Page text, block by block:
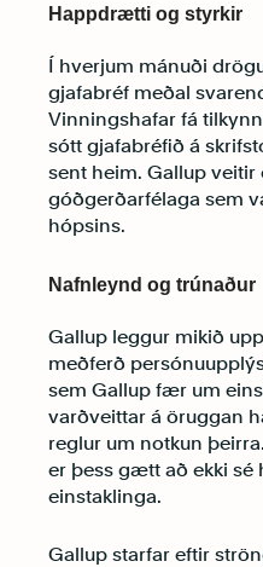
Happdrætti og styrkir
Í hverjum mánuði
gjafabréf meðal
Vinningshafar fá
sótt gjafabréfið á
sent heim. Gallup
góðgerðarfélaga sem
hópsins.
Nafnleynd og trúnaður
Gallup leggur mikið
meðferð
sem Gallup fær um
varðveittar á öruggan
reglur um notkun
er þess gætt að ekki
einstaklinga.
Gallup starfar eftir